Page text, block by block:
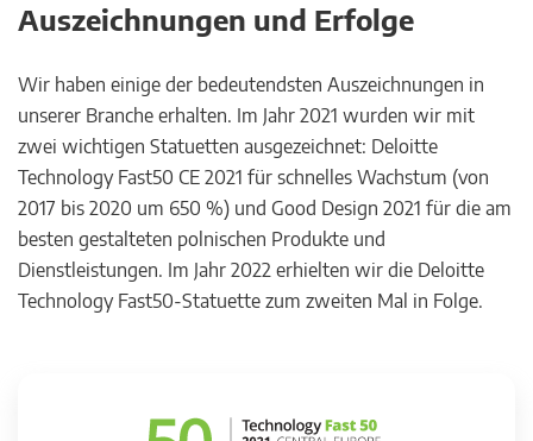
Auszeichnungen und Erfolge
Wir haben einige der bedeutendsten Auszeichnungen in
unserer Branche erhalten. Im Jahr 2021 wurden wir mit
zwei wichtigen Statuetten ausgezeichnet: Deloitte
Technology Fast50 CE 2021 für schnelles Wachstum (von
2017 bis 2020 um 650 %) und Good Design 2021 für die am
besten gestalteten polnischen Produkte und
Dienstleistungen. Im Jahr 2022 erhielten wir die Deloitte
Technology Fast50-Statuette zum zweiten Mal in Folge.